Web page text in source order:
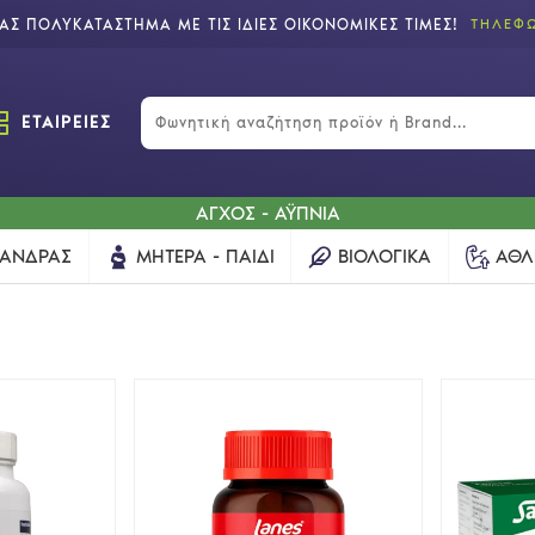
ΠΟΛΥΚΑΤΑΣΤΗΜΑ ΜΕ ΤΙΣ ΙΔΙΕΣ ΟΙΚΟΝΟΜΙΚΕΣ ΤΙΜΕΣ!
ΕΤΑΙΡΕΙΕΣ
ΑΓΧΟΣ - ΑΫΠΝΙΑ
ΆΝΔΡΑΣ ΜΗΤΈΡΑ - ΠΑΙΔΊ ΒΙΟΛΟΓΙΚΆ